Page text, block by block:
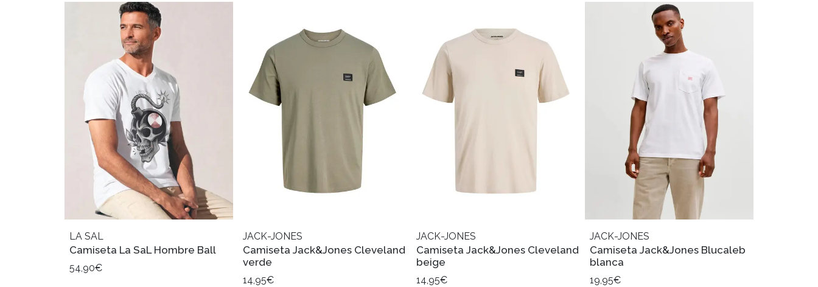
LA SAL
Camiseta La SaL Hombre Ball
54,90€
JACK-JONES
Camiseta Jack&Jones Cleveland
verde
14,95€
JACK-JONES
Camiseta Jack&Jones Cleveland
beige
14,95€
JACK-JONES
Camiseta Jack&Jones Blucaleb
blanca
19,95€